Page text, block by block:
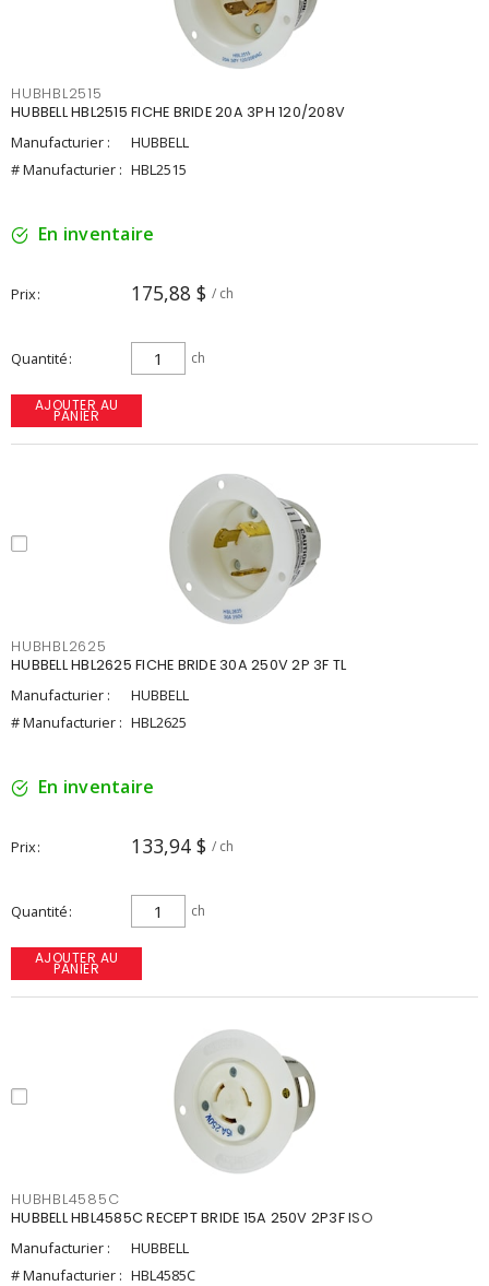
HUBHBL2515
HUBBELL HBL2515 FICHE BRIDE 20A 3PH 120/208V
Manufacturier :
HUBBELL
# Manufacturier : HBL2515
En inventaire
Prix 175,88 $ / ch
Quantité ch
AJOUTER AU
PANIER
HUBHBL2625
HUBBELL HBL2625 FICHE BRIDE 30A 250V 2P 3F TL
Manufacturier :
HUBBELL
# Manufacturier : HBL2625
En inventaire
Prix 133,94 $ / ch
Quantité ch
AJOUTER AU
PANIER
HUBHBL4585C
HUBBELL HBL4585C RECEPT BRIDE 15A 250V 2P3F ISO
Manufacturier :
HUBBELL
# Manufacturier : HBL4585C